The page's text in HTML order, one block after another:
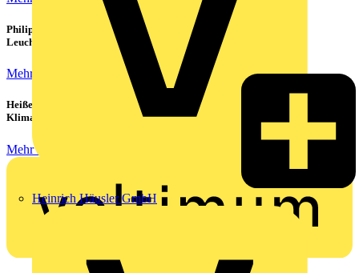
Heinrich Häusler GmbH
Philips CorePro LED-Röhren: Der preiswerte 1:1 Ersatz für
Leuchtstoffröhren
Mehr lesen
Heiße Sommer, kühle Köpfe: Verbraucher setzen immer mehr auf
Klimageräte und Ventilatoren
Mehr lesen